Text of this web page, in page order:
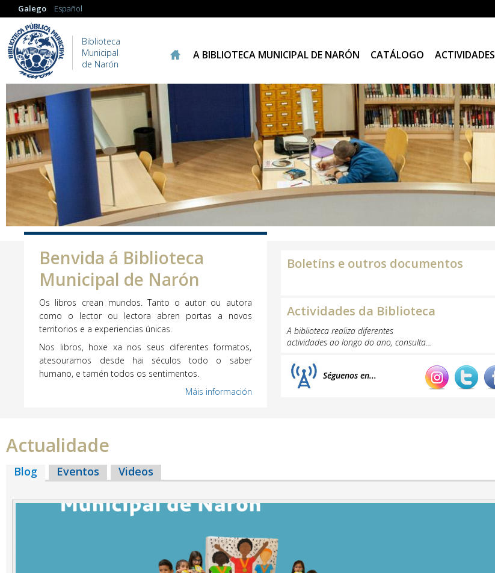
Galego Español
Biblioteca
Municipal
de Narón
A BIBLIOTECA MUNICIPAL DE NARÓN CATÁLOGO ACTIVIDADES
Benvida á Biblioteca
Municipal de Narón
Os libros crean mundos. Tanto o autor ou autora
como o lector ou lectora abren portas a novos
territorios e a experiencias únicas.
Nos libros, hoxe xa nos seus diferentes formatos,
atesouramos desde hai séculos todo o saber
humano, e tamén todos os sentimentos.
Máis información
Boletíns e outros documentos
Actividades da Biblioteca
A biblioteca realiza diferentes
actividades ao longo do ano, consulta...
Séguenos en...
Actualidade
Blog (solapa activa)
Eventos Videos